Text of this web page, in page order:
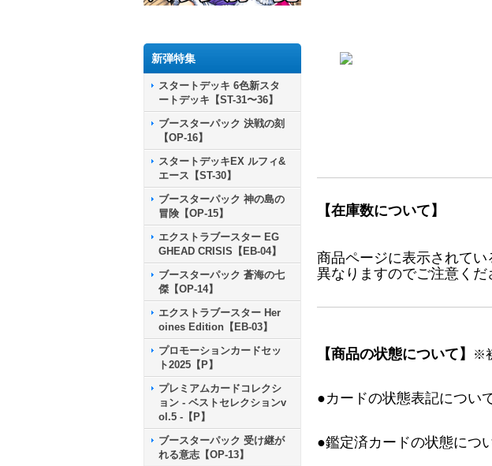
新弾特集
スタートデッキ 6色新スタ
ートデッキ【ST-31〜36】
ブースターパック 決戦の刻
【OP-16】
スタートデッキEX ルフィ&
エース【ST-30】
ブースターパック 神の島の
冒険【OP-15】
エクストラブースター EG
GHEAD CRISIS【EB-04】
ブースターパック 蒼海の七
傑【OP-14】
エクストラブースター Her
oines Edition【EB-03】
プロモーションカードセッ
ト2025【P】
プレミアムカードコレクシ
ョン - ベストセレクションv
ol.5 -【P】
ブースターパック 受け継が
れる意志【OP-13】
【在庫数について】
商品ページに表示されて
異なりますのでご注意くだ
【商品の状態について】 ※
●カードの状態表記につい
●鑑定済カードの状態につ